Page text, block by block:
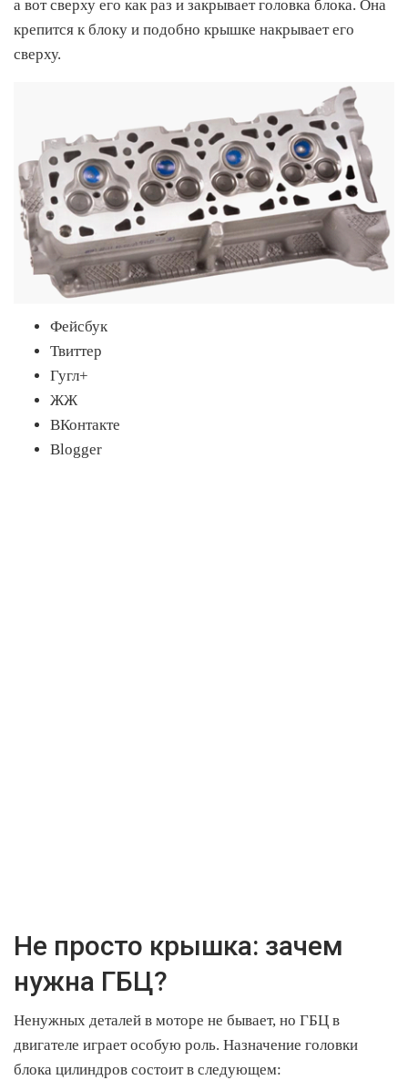
а вот сверху его как раз и закрывает головка блока. Она
крепится к блоку и подобно крышке накрывает его
сверху.
Фейсбук
Твиттер
Гугл+
ЖЖ
ВКонтакте
Blogger
Не просто крышка: зачем
нужна ГБЦ?
Ненужных деталей в моторе не бывает, но ГБЦ в
двигателе играет особую роль. Назначение головки
блока цилиндров состоит в следующем: